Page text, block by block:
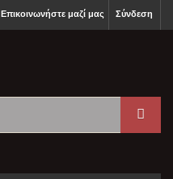
Σύνδεση
Επικοινωνήστε μαζί μας